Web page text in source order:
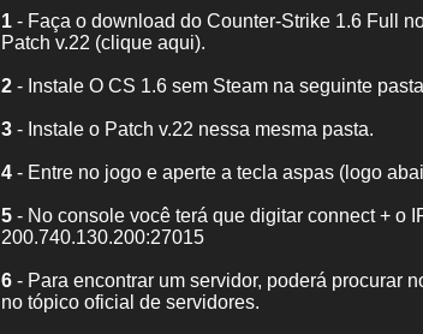
1 - Faça o download do Counter-Strike 1.6 Full
Patch v.22 (clique aqui).
2 - Instale O CS 1.6 sem Steam na seguinte
3 - Instale o Patch v.22 nessa mesma pasta.
4 - Entre no jogo e aperte a tecla aspas (logo
5 - No console você terá que digitar connect + o
200.740.130.200:27015
6 - Para encontrar um servidor, poderá procurar
no tópico oficial de servidores.